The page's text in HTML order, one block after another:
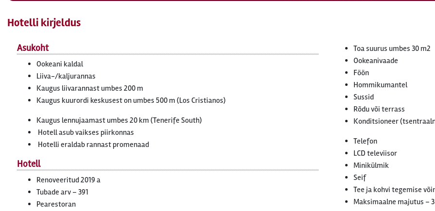
Hotelli kirjeldus
Asukoht
Ookeani kaldal
Liiva-/kaljurannas
Kaugus liivarannast umbes 200 m
Kaugus kuurordi keskusest on umbes 500 m (Los Cristianos)
Kaugus lennujaamast umbes 20 km (Tenerife South)
Hotell asub vaikses piirkonnas
Hotelli eraldab rannast promenaad
Hotell
Renoveeritud 2019 a
Tubade arv – 391
Pearestoran
Toa suurus umbes 30 m2
Ookeanivaade
Föön
Hommikumantel
Sussid
Rõdu või terrass
Konditsioneer
Telefon
LCD televiisor
Minikülmik
Seif
Tee ja kohvi tegemise
Maksimaalne majutus – 3